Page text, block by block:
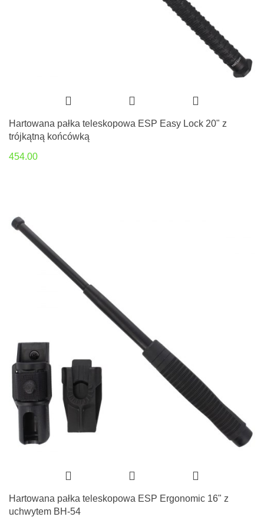
Hartowana pałka teleskopowa ESP Easy Lock 20" z
trójkątną końcówką
454.00
Hartowana pałka teleskopowa ESP Ergonomic 16" z
uchwytem BH-54